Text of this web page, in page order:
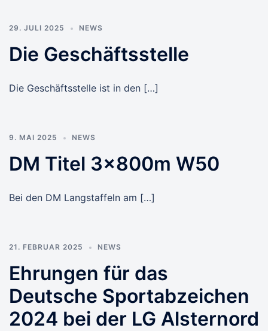
29. JULI 2025 NEWS
Die Geschäftsstelle
Die Geschäftsstelle ist in den […]
9. MAI 2025 NEWS
DM Titel 3x800m W50
Bei den DM Langstaffeln am […]
21. FEBRUAR 2025 NEWS
Ehrungen für das
Deutsche Sportabzeichen
2024 bei der LG Alsternord